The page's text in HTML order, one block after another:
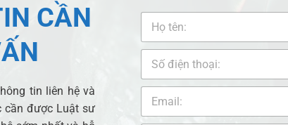
CẦN
tin liên hệ và
cần được Luật sư
kiện
yêu cầu thay đổi người trực tiếp nuôi con;
luật;